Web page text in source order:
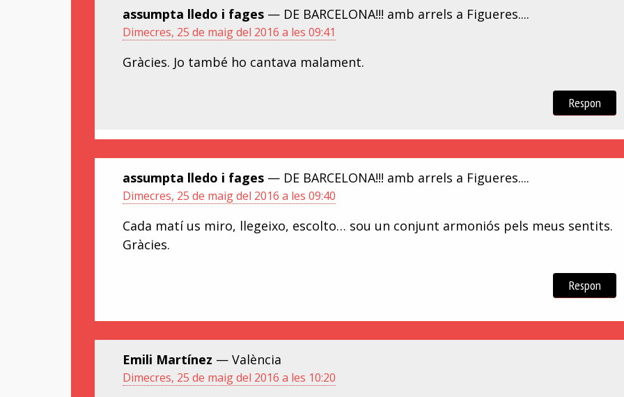
assumpta lledo i fages — DE BARCELONA!!! amb arrels a Figueres....
Dimecres, 25 de maig del 2016 a les 09:41
Gràcies. Jo també ho cantava malament.
Respon
assumpta lledo i fages — DE BARCELONA!!! amb arrels a Figueres....
Dimecres, 25 de maig del 2016 a les 09:40
Cada matí us miro, llegeixo, escolto… sou un conjunt armoniós pels meus sentits.
Gràcies.
Respon
Emili Martínez — València
Dimecres, 25 de maig del 2016 a les 10:20